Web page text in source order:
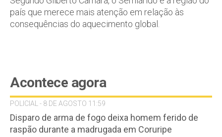
país que merece mais atenção em relação às
consequências do aquecimento global.
Acontece agora
POLICIAL - 8 DE AGOSTO 11:59
Disparo de arma de fogo deixa homem ferido de
raspão durante a madrugada em Coruripe